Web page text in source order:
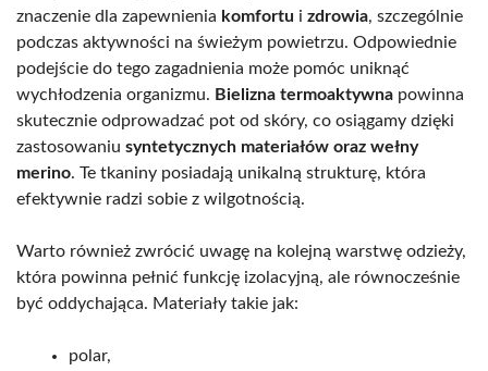
znaczenie dla zapewnienia komfortu i zdrowia, szczególnie
podczas aktywności na świeżym powietrzu. Odpowiednie
podejście do tego zagadnienia może pomóc uniknąć
wychłodzenia organizmu. Bielizna termoaktywna powinna
skutecznie odprowadzać pot od skóry, co osiągamy dzięki
zastosowaniu syntetycznych materiałów oraz wełny
merino. Te tkaniny posiadają unikalną strukturę, która
efektywnie radzi sobie z wilgotnością.
Warto również zwrócić uwagę na kolejną warstwę odzieży,
która powinna pełnić funkcję izolacyjną, ale równocześnie
być oddychająca. Materiały takie jak:
polar,